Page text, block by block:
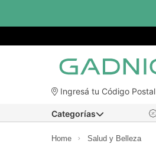
Ingresá tu Código Postal
Categorías
Home Salud y Belleza